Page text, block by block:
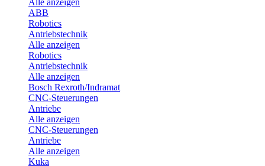
Alle anzeigen
ABB
Robotics
Antriebstechnik
Alle anzeigen
Robotics
Antriebstechnik
Alle anzeigen
Bosch Rexroth/Indramat
CNC-Steuerungen
Antriebe
Alle anzeigen
CNC-Steuerungen
Antriebe
Alle anzeigen
Kuka